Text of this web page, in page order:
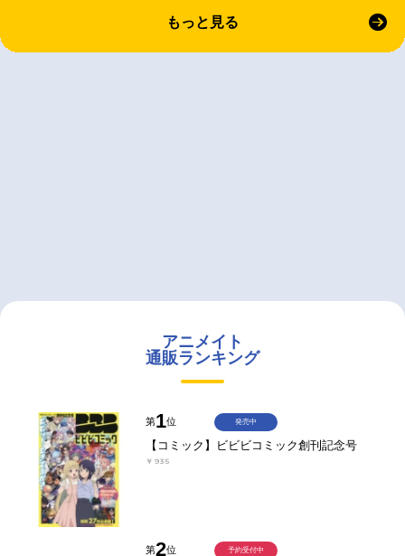
もっと見る
アニメイト
通販ランキング
第1位
【コミック】ビビビコミック創刊記念号
￥935
発売中
第2位 予約受付中